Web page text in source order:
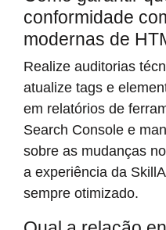
conformidade
modernas de
Realize auditorias
atualize tags e
em relatórios de
Search Console e
sobre as mudanças
a experiência da
sempre otimizado.